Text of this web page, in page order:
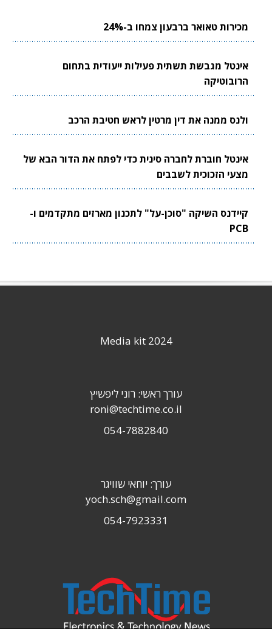
מכירות טאואר ברבעון צמחו ב-24%
אינטל מגבשת תשתית פעילות ייעודית בתחום
הרובוטיקה
ולנס ממנה את דין מרטין לראש חטיבת הרכב
אינטל חוברת לחברה סינית כדי לפתח את הדור הבא של
מצעי הזכוכית לשבבים
קיידנס השיקה "סוכן-על" לתכנון מארזים מתקדמים ו-
PCB
Media kit 2024
עורך ראשי: רוני ליפשיץ
roni@techtime.co.il
054-7882840
עורך: יוחאי שוויגר
yoch.sch@gmail.com
054-7923331